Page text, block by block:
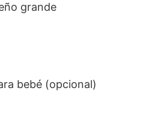
grande
bebé (opcional)